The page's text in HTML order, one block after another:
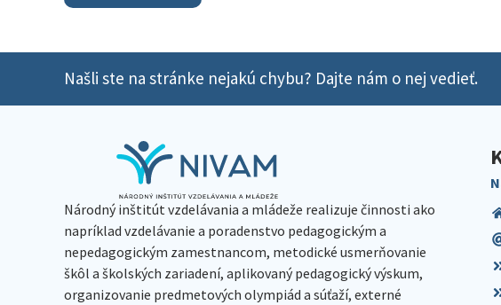
Našli ste na stránke nejakú chybu? Dajte nám o nej vedieť.
Národný inštitút vzdelávania a mládeže realizuje činnosti ako
napríklad vzdelávanie a poradenstvo pedagogickým a
nepedagogickým zamestnancom, metodické usmerňovanie
škôl a školských zariadení, aplikovaný pedagogický výskum,
organizovanie predmetových olympiád a súťaží, externé